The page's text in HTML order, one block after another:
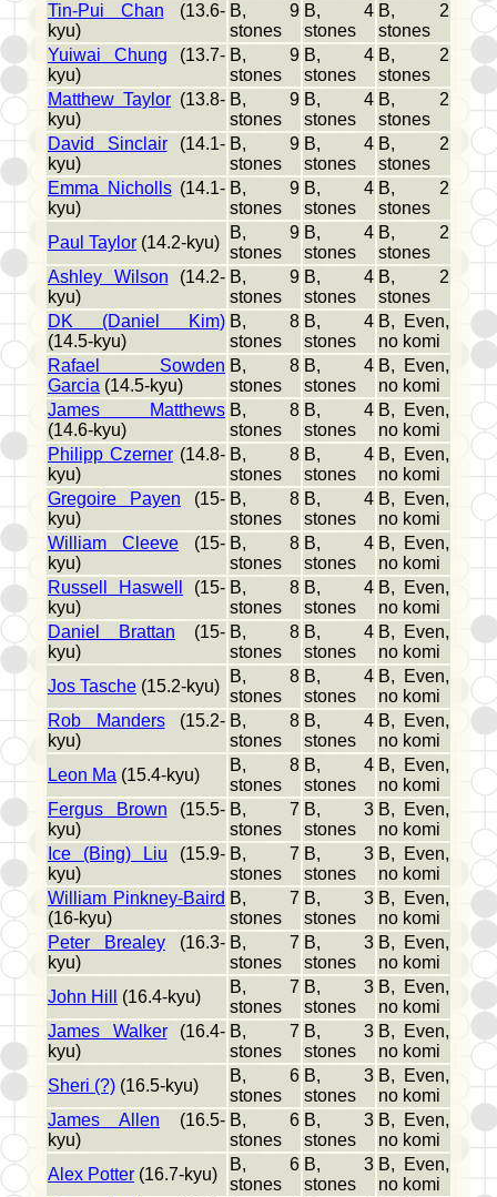
Tin-Pui Chan (13.6-
kyu)
B, 9
stones
B, 4
stones
B, 2
stones
Yuiwai Chung (13.7-
kyu)
B, 9
stones
B, 4
stones
B, 2
stones
Matthew Taylor (13.8-
kyu)
B, 9
stones
B, 4
stones
B, 2
stones
David Sinclair(14.1-
kyu)
B, 9
stones
B, 4
stones
B, 2
stones
Emma Nicholls(14.1-
kyu)
B, 9
stones
B, 4
stones
B, 2
stones
Paul Taylor (14.2-kyu)
B, 9
stones
B, 4
stones
B, 2
stones
Ashley Wilson (14.2-
kyu)
B, 9
stones
B, 4
stones
B, 2
stones
DK (Daniel Kim)
(14.5-kyu)
B, 8
stones
B, 4
stones
B, Even,
no komi
Rafael Sowden
Garcia (14.5-kyu)
B, 8
stones
B, 4
stones
B, Even,
no komi
James Matthews
(14.6-kyu)
B, 8
stones
B, 4
stones
B, Even,
no komi
Philipp Czerner (14.8-
kyu)
B, 8
stones
B, 4
stones
B, Even,
no komi
Gregoire Payen (15-
kyu)
B, 8
stones
B, 4
stones
B, Even,
no komi
William Cleeve (15-
kyu)
B, 8
stones
B, 4
stones
B, Even,
no komi
Russell Haswell
(15-
kyu)
B, 8
stones
B, 4
stones
B, Even,
no komi
Daniel Brattan (15-
kyu)
B, 8
stones
B, 4
stones
B, Even,
no komi
Jos Tasche (15.2-kyu)
B, 8
stones
B, 4
stones
B, Even,
no komi
Rob Manders(15.2-
kyu)
B, 8
stones
B, 4
stones
B, Even,
no komi
Leon Ma (15.4-kyu)
B, 8
stones
B, 4
stones
B, Even,
no komi
Fergus Brown (15.5-
kyu)
B, 7
stones
B, 3
stones
B, Even,
no komi
Ice (Bing) Liu (15.9-
kyu)
B, 7
stones
B, 3
stones
B, Even,
no komi
William Pinkney-Baird
(16-kyu)
B, 7
stones
B, 3
stones
B, Even,
no komi
Peter Brealey (16.3-
kyu)
B, 7
stones
B, 3
stones
B, Even,
no komi
John Hill
(16.4-kyu)
B, 7
stones
B, 3
stones
B, Even,
no komi
James Walker(16.4-
kyu)
B, 7
stones
B, 3
stones
B, Even,
no komi
Sheri (?) (16.5-kyu)
B, 6
stones
B, 3
stones
B, Even,
no komi
James Allen (16.5-
kyu)
B, 6
stones
B, 3
stones
B, Even,
no komi
Alex Potter (16.7-kyu)
B, 6
stones
B, 3
stones
B, Even,
no komi